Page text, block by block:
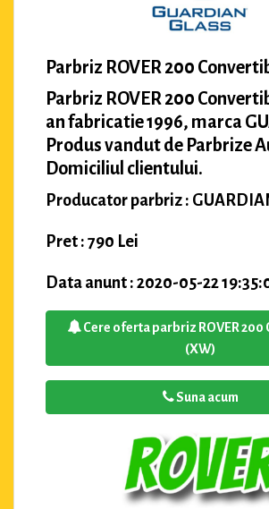
Parbriz ROVER 200
Parbriz ROVER 200
an fabricatie 1996, marca
Produs vandut de Parbrize
Domiciliul clientului.
Producator parbriz :
Pret : 790 Lei
Data anunt : 2020-05-22
Cere oferta parbriz ROVER 200
(XW)
Suna acum